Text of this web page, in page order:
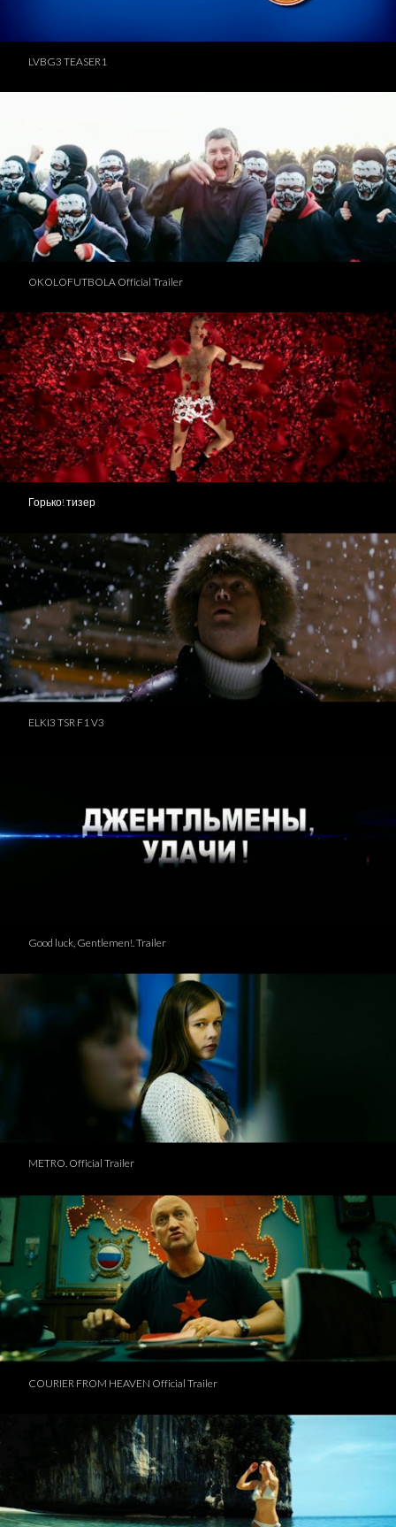
LVBG3 TEASER1
OKOLOFUTBOLA Official Trailer
Горько! тизер
ELKI3 TSR F1 V3
Good luck, Gentlemen!. Trailer
METRO. Official Trailer
COURIER FROM HEAVEN Official Trailer